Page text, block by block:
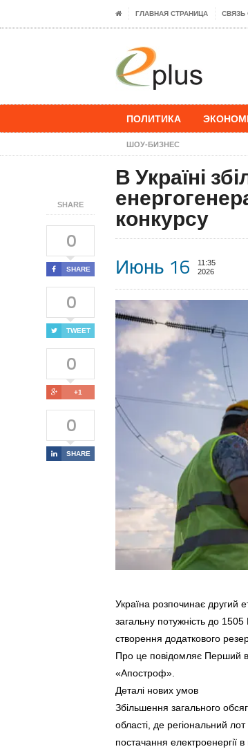
ГЛАВНАЯ СТРАНИЦА СВЯЗЬ
ПОЛИТИКА
ШОУ-БИЗНЕС
SHARE
0
SHARE
0
TWEET
0
+1
0
SHARE
В Україні
конкурсу
Июнь 16
11:35
2026
Україна розпочинає другий
загальну потужність до
створення додаткового
Про це повідомляє Перший
«Апостроф».
Деталі нових умов
Збільшення загального
області, де регіональний
постачання електроенергії